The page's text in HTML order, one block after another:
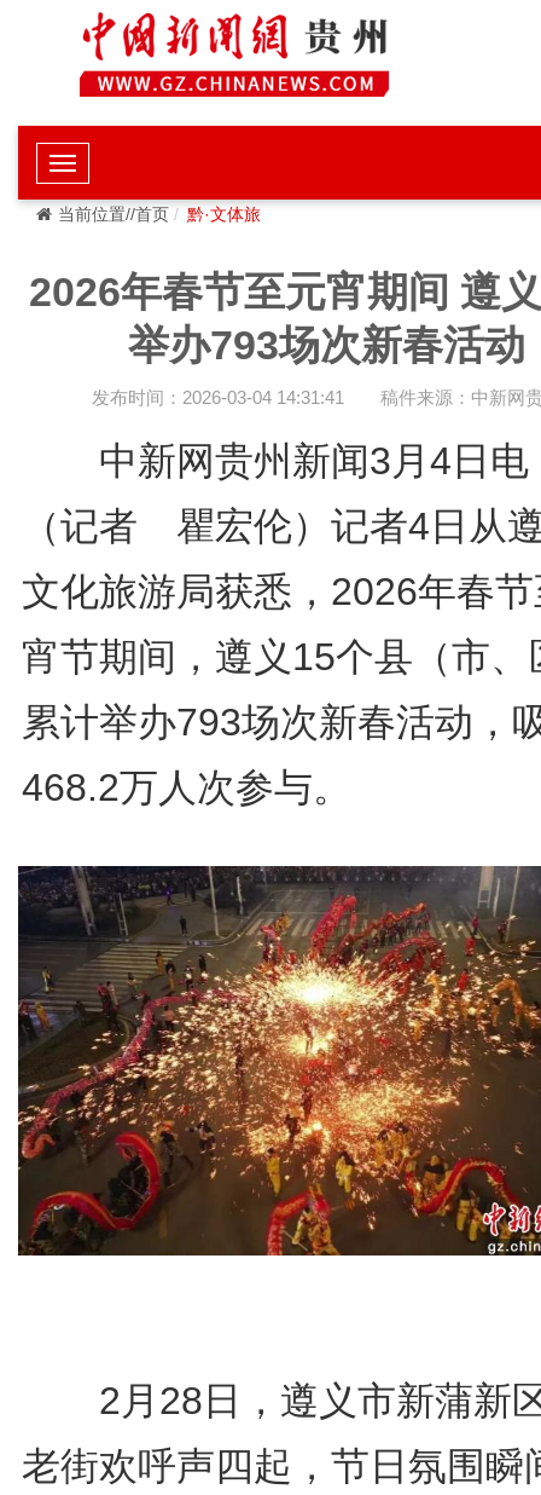
当前位置//首页 黔·文体旅
2026年春节至元宵期间 遵
举办793场次新春活动
发布时间：2026-03-04 14:31:41 稿件来源：中新网
中新网贵州新闻3月4日
（记者 瞿宏伦）记者4日从
文化旅游局获悉，2026年春
宵节期间，遵义15个县（市、
累计举办793场次新春活动，
468.2万人次参与。
2月28日，遵义市新蒲新
老街欢呼声四起，节日氛围瞬